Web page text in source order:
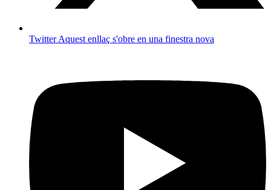
TwitterAquest enllaç s'obre en una finestra nova